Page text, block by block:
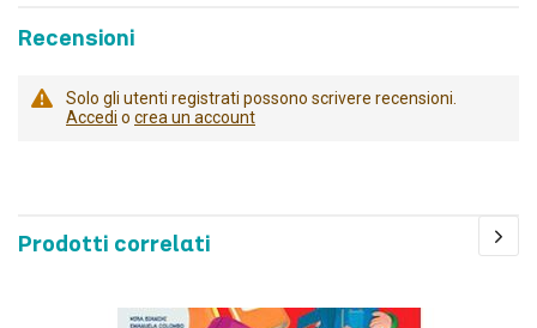
Recensioni
Solo gli utenti registrati possono scrivere recensioni.
Accedi o crea un account
Prodotti correlati